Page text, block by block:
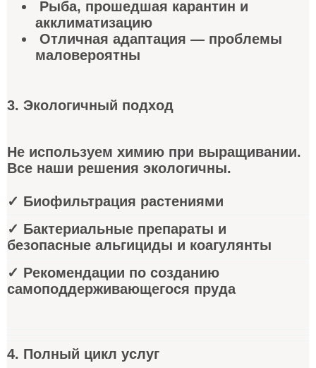
Рыба, прошедшая карантин и
акклиматизацию
Отличная адаптация — проблемы
маловероятны
3. Экологичный подход
Не используем химию при выращивании.
Все наши решения экологичны.
✓ Биофильтрация растениями
✓ Бактериальные препараты и
безопасные альгициды и коагулянты
✓ Рекомендации по созданию
самоподдерживающегося пруда
4. Полный цикл услуг